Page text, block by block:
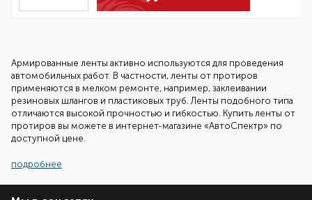
Армированные ленты активно используются для проведения
автомобильных работ. В частности, ленты от протиров
применяются в мелком ремонте, например, заклеивании
резиновых шлангов и пластиковых труб. Ленты подобного типа
отличаются высокой прочностью и гибкостью. Купить ленты от
протиров вы можете в интернет-магазине «АвтоСпектр» по
доступной цене.
Преимущества армированной ленты в ремонте
подробнее